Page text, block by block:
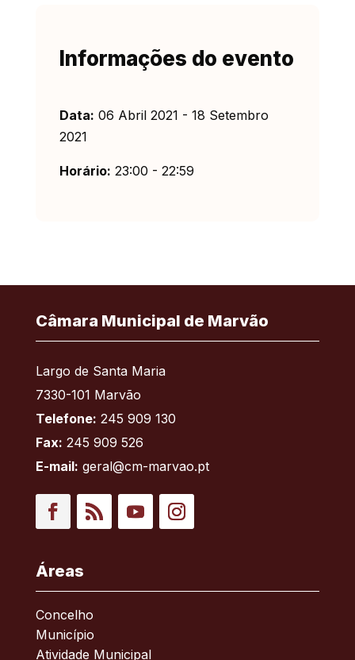
Informações do evento
Data: 06 Abril 2021 - 18 Setembro
2021
Horário: 23:00 - 22:59
Câmara Municipal de Marvão
Largo de Santa Maria
7330-101 Marvão
Telefone: 245 909 130
Fax: 245 909 526
E-mail: geral@cm-marvao.pt
Áreas
Concelho
Município
Atividade Municipal